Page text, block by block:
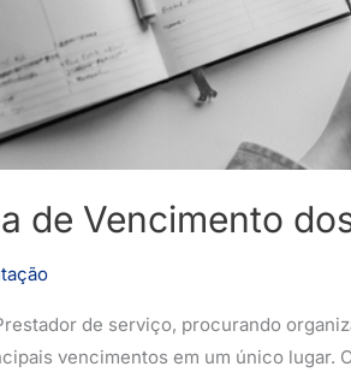
de Vencimento
de serviço, procurando
vencimentos em um único lugar.